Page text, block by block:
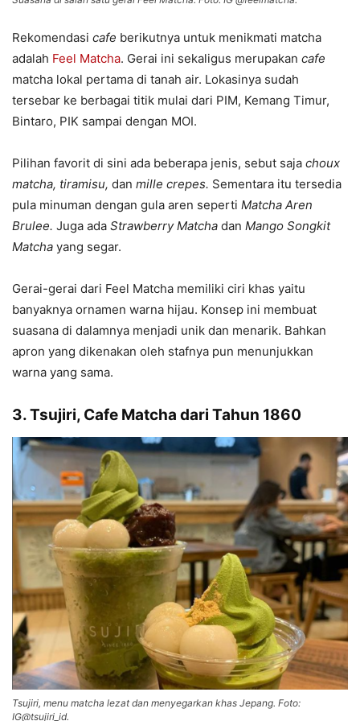
Rekomendasi cafe berikutnya untuk menikmati matcha
adalah Feel Matcha. Gerai ini sekaligus merupakan cafe
matcha lokal pertama di tanah air. Lokasinya sudah
tersebar ke berbagai titik mulai dari PIM, Kemang Timur,
Bintaro, PIK sampai dengan MOI.
Pilihan favorit di sini ada beberapa jenis, sebut saja choux
matcha, tiramisu, dan mille crepes. Sementara itu tersedia
pula minuman dengan gula aren seperti Matcha Aren
Brulee. Juga ada Strawberry Matcha dan Mango Songkit
Matcha yang segar.
Gerai-gerai dari Feel Matcha memiliki ciri khas yaitu
banyaknya ornamen warna hijau. Konsep ini membuat
suasana di dalamnya menjadi unik dan menarik. Bahkan
apron yang dikenakan oleh stafnya pun menunjukkan
warna yang sama.
3. Tsujiri, Cafe Matcha dari Tahun 1860
Tsujiri, menu matcha lezat dan menyegarkan khas Jepang. Foto:
IG@tsujiri_id.